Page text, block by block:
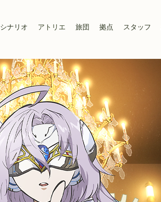
シナリオ アトリエ 旅団 拠点 スタッフ